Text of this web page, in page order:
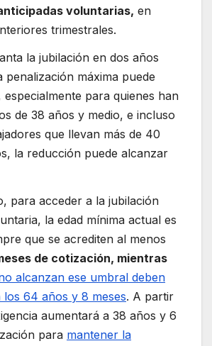
voluntarias, en
trimestrales.
la jubilación en dos años
penalización máxima puede
especialmente para quienes han
de 38 años y medio, e incluso
que llevan más de 40
la reducción puede alcanzar
para acceder a la jubilación
la edad mínima actual es
que se acrediten al menos
de cotización, mientras
alcanzan ese umbral deben
los 64 años y 8 meses. A partir
aumentará a 38 años y 6
para mantener la